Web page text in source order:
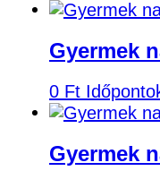
Gyermek
0 Ft
Gyermek